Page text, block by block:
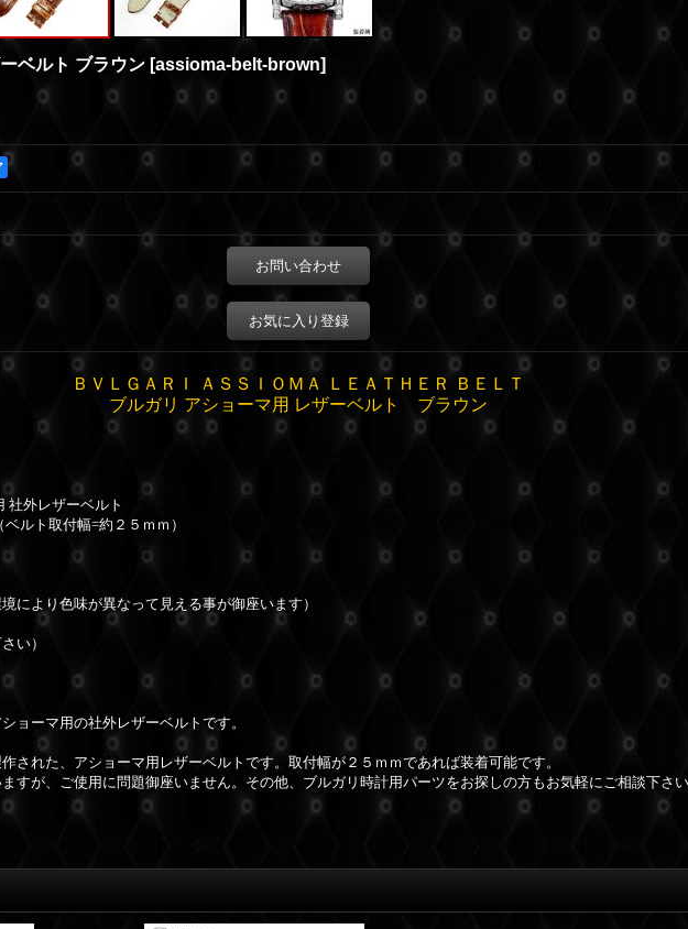
ベルト ブラウン [assioma-belt-brown]
お問い合わせ
お気に入り登録
ＢＶＬＧＡＲＩ ＡＳＳＩＯＭＡ ＬＥＡＴＨＥＲ ＢＥＬＴ
ブルガリ アショーマ用 レザーベルト ブラウン
社外レザーベルト
ベルト取付幅=約２５ｍｍ ）
により色味が異なって見える事が御座います）
い）
ョーマ用の社外レザーベルトです。
された、アショーマ用レザーベルトです。取付幅が２５ｍｍであれば装着可能です。
すが、ご使用に問題御座いません。その他、ブルガリ時計用パーツをお探しの方もお気軽にご相談下さい